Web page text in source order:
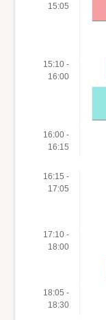
15:05
15:10 -
16:00
16:00 -
16:15
16:15 -
17:05
17:10 -
18:00
18:05 -
18:30